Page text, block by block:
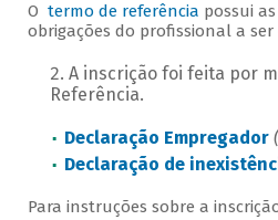
O termo de referência possui
obrigações do profissional a
A inscrição foi feita por
Referência.
Declaração Empregador
Declaração de
Para instruções sobre a